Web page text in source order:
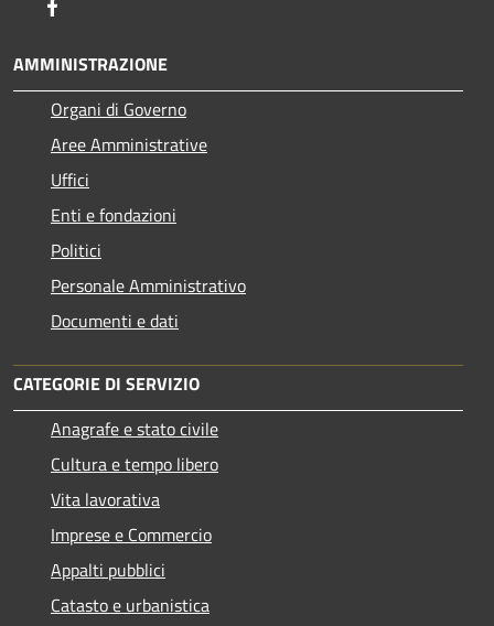
AMMINISTRAZIONE
Organi di Governo
Aree Amministrative
Uffici
Enti e fondazioni
Politici
Personale Amministrativo
Documenti e dati
CATEGORIE DI SERVIZIO
Anagrafe e stato civile
Cultura e tempo libero
Vita lavorativa
Imprese e Commercio
Appalti pubblici
Catasto e urbanistica